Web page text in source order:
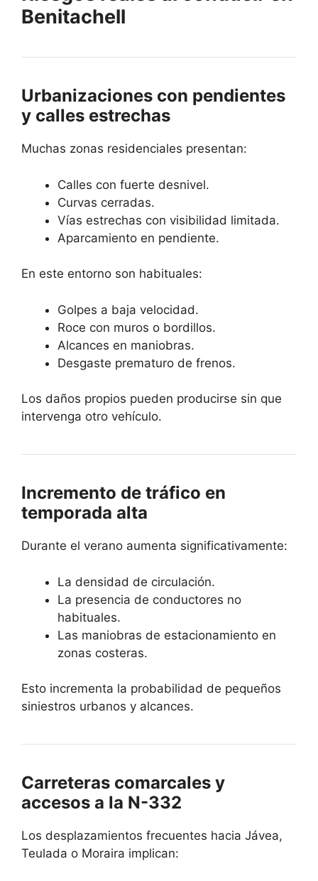
Benitachell
Urbanizaciones con pendientes
y calles estrechas
Muchas zonas residenciales presentan:
Calles con fuerte desnivel.
Curvas cerradas.
Vías estrechas con visibilidad limitada.
Aparcamiento en pendiente.
En este entorno son habituales:
Golpes a baja velocidad.
Roce con muros o bordillos.
Alcances en maniobras.
Desgaste prematuro de frenos.
Los daños propios pueden producirse sin que
intervenga otro vehículo.
Incremento de tráfico en
temporada alta
Durante el verano aumenta significativamente:
La densidad de circulación.
La presencia de conductores no
habituales.
Las maniobras de estacionamiento en
zonas costeras.
Esto incrementa la probabilidad de pequeños
siniestros urbanos y alcances.
Carreteras comarcales y
accesos a la N-332
Los desplazamientos frecuentes hacia Jávea,
Teulada o Moraira implican: